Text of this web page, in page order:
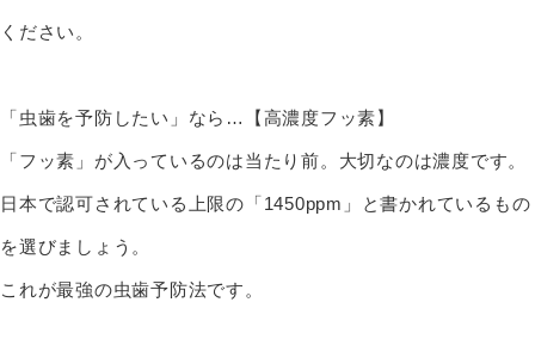
ください。
「虫歯を予防したい」なら…【高濃度フッ素】
「フッ素」が入っているのは当たり前。大切なのは濃度です。
日本で認可されている上限の「1450ppm」と書かれているもの
を選びましょう。
これが最強の虫歯予防法です。